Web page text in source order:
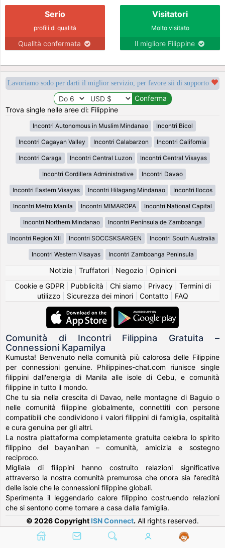
Serio
profili di qualità
Qualità confermata
Visitatori
Molto visitato
Il migliore Filippine
Lavoriamo sodo per darti il miglior servizio, per favore sii di supporto
Trova single nelle aree di: Filippine
Incontri Autonomous in Muslim Mindanao Incontri Bicol
Incontri Cagayan Valley Incontri Calabarzon Incontri California
Incontri Caraga Incontri Central Luzon Incontri Central Visayas
Incontri Cordillera Administrative Incontri Davao
Incontri Eastern Visayas Incontri Hilagang Mindanao Incontri Ilocos
Incontri Metro Manila Incontri MIMAROPA Incontri National Capital
Incontri Northern Mindanao Incontri Península de Zamboanga
Incontri Region XII Incontri SOCCSKSARGEN Incontri South Australia
Incontri Western Visayas Incontri Zamboanga Peninsula
Notizie| Truffatori| Negozio| Opinioni
Cookie e GDPR
Pubblicità Chi siamo| Privacy| Termini di
utilizzo| Sicurezza dei minori| Contatto| FAQ
Comunità di Incontri Filippina Gratuita –
Connessioni Kapamilya
Kumusta! Benvenuto nella comunità più calorosa delle Filippine
per connessioni genuine. Philippines-chat.com riunisce single
filippini dall'energia di Manila alle isole di Cebu, e comunità
filippine in tutto il mondo.
Che tu sia nella crescita di Davao, nelle montagne di Baguio o
nelle comunità filippine globalmente, connettiti con persone
compatibili che condividono i valori filippini di famiglia, ospitalità
e cura genuina per gli altri.
La nostra piattaforma completamente gratuita celebra lo spirito
filippino del bayanihan – comunità, amicizia e sostegno
reciproco.
Migliaia di filippini hanno costruito relazioni significative
attraverso la nostra comunità premurosa che onora sia l'eredità
delle isole che le connessioni filippine globali.
Sperimenta il leggendario calore filippino costruendo relazioni
che si sentono come tornare a casa dalla famiglia.
© 2026 Copyright ISN Connect. All rights reserved.